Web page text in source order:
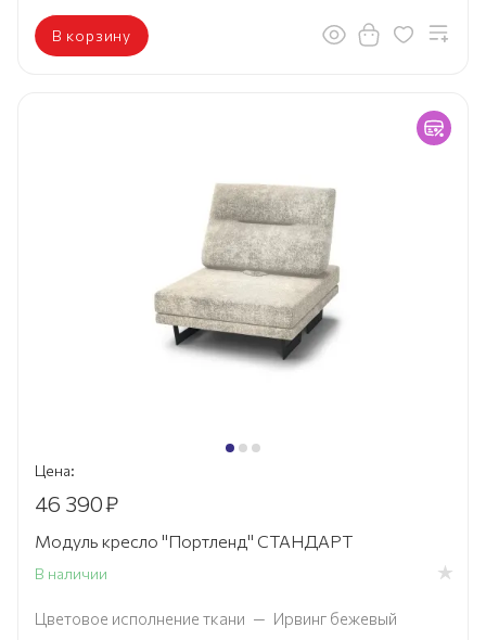
В корзину
Цена:
46 390₽
Модуль кресло "Портленд" СТАНДАРТ
В наличии
Цветовое исполнение ткани — Ирвинг бежевый